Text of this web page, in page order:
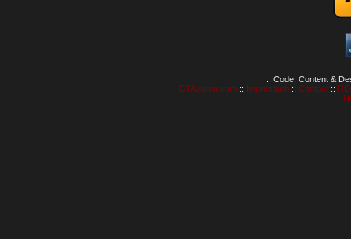
.: Code, Content &
GTAvision.com:: Impressum:: Contact::